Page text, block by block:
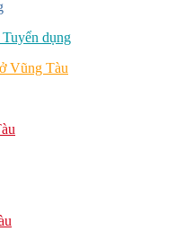
dụng
Vũng Tàu